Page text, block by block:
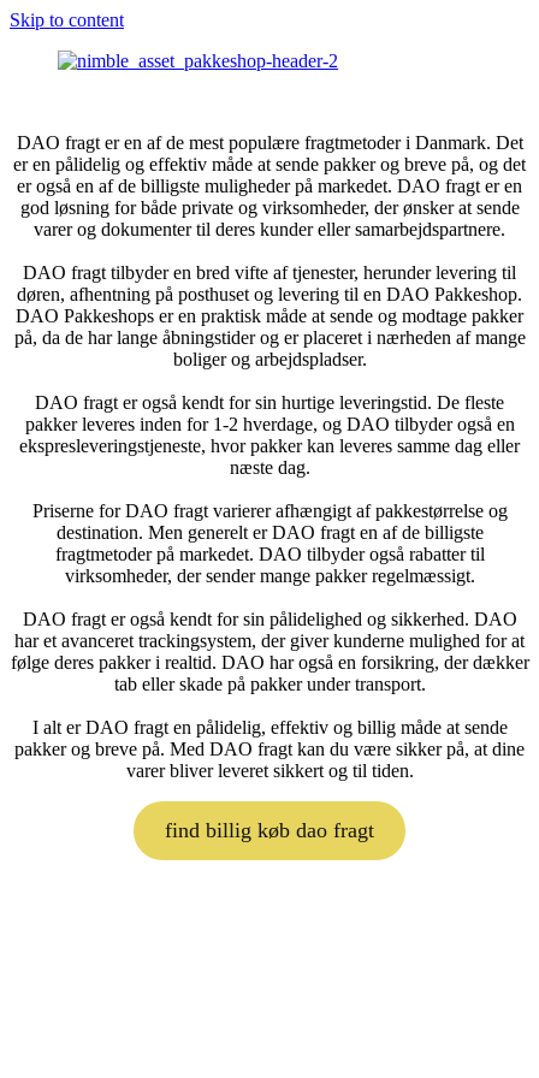
Skip to content
DAO fragt er en af de mest populære fragtmetoder i Danmark. Det
er en pålidelig og effektiv måde at sende pakker og breve på, og det
er også en af de billigste muligheder på markedet. DAO fragt er en
god løsning for både private og virksomheder, der ønsker at sende
varer og dokumenter til deres kunder eller samarbejdspartnere.
DAO fragt tilbyder en bred vifte af tjenester, herunder levering til
døren, afhentning på posthuset og levering til en DAO Pakkeshop.
DAO Pakkeshops er en praktisk måde at sende og modtage pakker
på, da de har lange åbningstider og er placeret i nærheden af mange
boliger og arbejdspladser.
DAO fragt er også kendt for sin hurtige leveringstid. De fleste
pakker leveres inden for 1-2 hverdage, og DAO tilbyder også en
ekspresleveringstjeneste, hvor pakker kan leveres samme dag eller
næste dag.
Priserne for DAO fragt varierer afhængigt af pakkestørrelse og
destination. Men generelt er DAO fragt en af de billigste
fragtmetoder på markedet. DAO tilbyder også rabatter til
virksomheder, der sender mange pakker regelmæssigt.
DAO fragt er også kendt for sin pålidelighed og sikkerhed. DAO
har et avanceret trackingsystem, der giver kunderne mulighed for at
følge deres pakker i realtid. DAO har også en forsikring, der dækker
tab eller skade på pakker under transport.
I alt er DAO fragt en pålidelig, effektiv og billig måde at sende
pakker og breve på. Med DAO fragt kan du være sikker på, at dine
varer bliver leveret sikkert og til tiden.
find billig køb dao fragt